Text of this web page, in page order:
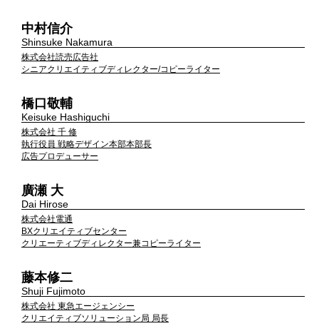
中村信介
Shinsuke Nakamura
株式会社読売広告社
シニアクリエイティブディレクター/コピーライター
橋口敬輔
Keisuke Hashiguchi
株式会社 千 修
執行役員 戦略デザイン本部本部長
広告プロデューサー
廣瀬 大
Dai Hirose
株式会社電通
BXクリエイティブセンター
クリエーティブディレクター兼コピーライター
藤本修二
Shuji Fujimoto
株式会社 東急エージェンシー
クリエイティブソリューション局 局長